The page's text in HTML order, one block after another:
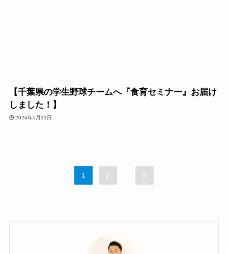
【千葉県の学生野球チームへ『食育セミナー』お届け
しました！】
2026年5月31日
1 2 ... 9